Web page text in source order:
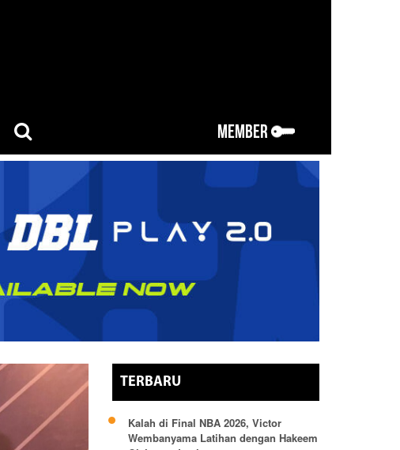
MEMBER
TERBARU
Kalah di Final NBA 2026, Victor
Wembanyama Latihan dengan Hakeem